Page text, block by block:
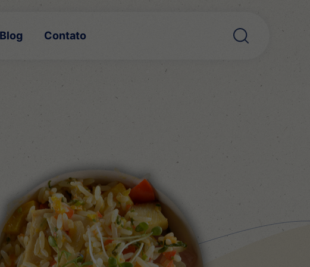
Blog Contato